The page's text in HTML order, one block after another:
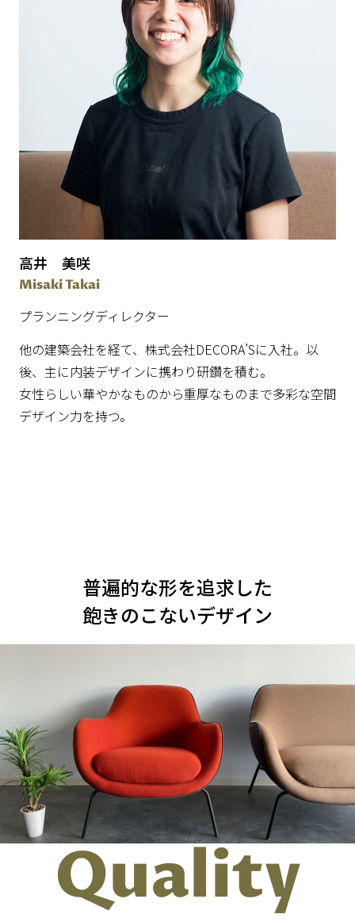
高井 美咲
Misaki Takai
プランニングディレクター
他の建築会社を経て、株式会社DECORA’Sに入社。以
後、主に内装デザインに携わり研鑽を積む。
女性らしい華やかなものから重厚なものまで多彩な空間
デザイン力を持つ。
普遍的な形を追求した
飽きのこないデザイン
Quality